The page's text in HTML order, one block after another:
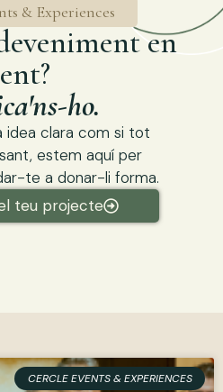
& Experiences
en
ho.
idea clara com si tot
estem aquí per
te a donar-li forma.
teu projecte
CERCLE EVENTS & EXPERIENCES